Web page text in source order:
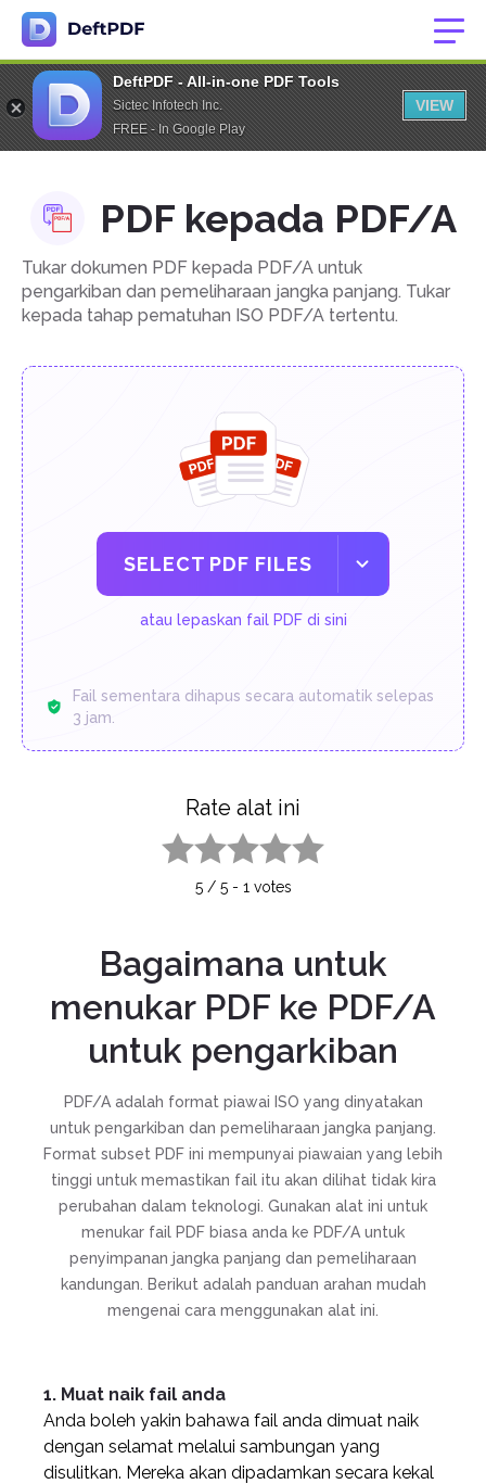
DeftPDF - All-in-one PDF Tools
Sictec Infotech Inc.
FREE - In Google Play
VIEW
PDF kepada PDF/A
Tukar dokumen PDF kepada PDF/A untuk
pengarkiban dan pemeliharaan jangka panjang. Tukar
kepada tahap pematuhan ISO PDF/A tertentu.
SELECT PDF FILES
atau lepaskan fail PDF di sini
Fail sementara dihapus secara automatik selepas
3 jam.
Rate alat ini
5/ 5- 1 votes
Bagaimana untuk
menukar PDF ke PDF/A
untuk pengarkiban
PDF/A adalah format piawai ISO yang dinyatakan
untuk pengarkiban dan pemeliharaan jangka panjang.
Format subset PDF ini mempunyai piawaian yang lebih
tinggi untuk memastikan fail itu akan dilihat tidak kira
perubahan dalam teknologi. Gunakan alat ini untuk
menukar fail PDF biasa anda ke PDF/A untuk
penyimpanan jangka panjang dan pemeliharaan
kandungan. Berikut adalah panduan arahan mudah
mengenai cara menggunakan alat ini.
1. Muat naik fail anda
Anda boleh yakin bahawa fail anda dimuat naik
dengan selamat melalui sambungan yang
disulitkan. Mereka akan dipadamkan secara kekal